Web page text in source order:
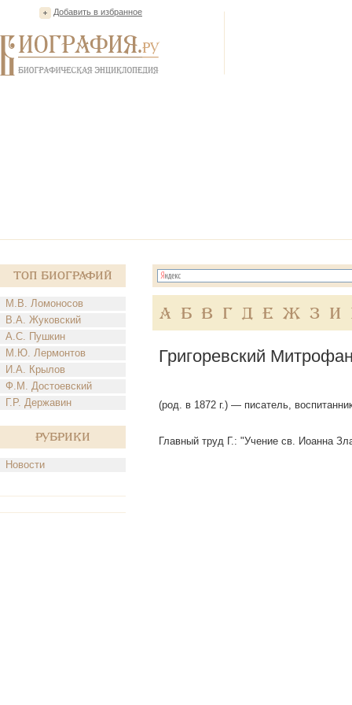
Добавить в избранное
Топ Биографий
М.В. Ломоносов
В.А. Жуковский
А.С. Пушкин
М.Ю. Лермонтов
И.А. Крылов
Ф.М. Достоевский
Г.Р. Державин
Рубрики
Новости
А Б В Г Д Е Ж З И
Григоревский
(род. в 1872 г.) — писатель,
Главный труд Г.: "Учение св. Иоанна